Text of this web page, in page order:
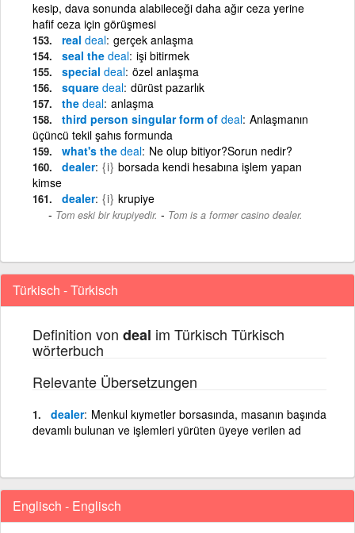
kesip, dava sonunda alabileceği daha ağır ceza yerine
hafif ceza için görüşmesi
real deal gerçek anlaşma
seal the deal işi bitirmek
special deal özel anlaşma
square deal dürüst pazarlık
the deal anlaşma
third person singular form of deal Anlaşmanın
üçüncü tekil şahıs formunda
what's the deal Ne olup bitiyor?Sorun nedir?
dealer {i} borsada kendi hesabına işlem yapan
kimse
dealer {i} krupiye
Tom eski bir krupiyedir. - Tom is a former casino dealer.
Türkisch - Türkisch
Definition von deal im Türkisch Türkisch
wörterbuch
Relevante Übersetzungen
dealer Menkul kıymetler borsasında, masanın başında
devamlı bulunan ve işlemleri yürüten üyeye verilen ad
Englisch - Englisch